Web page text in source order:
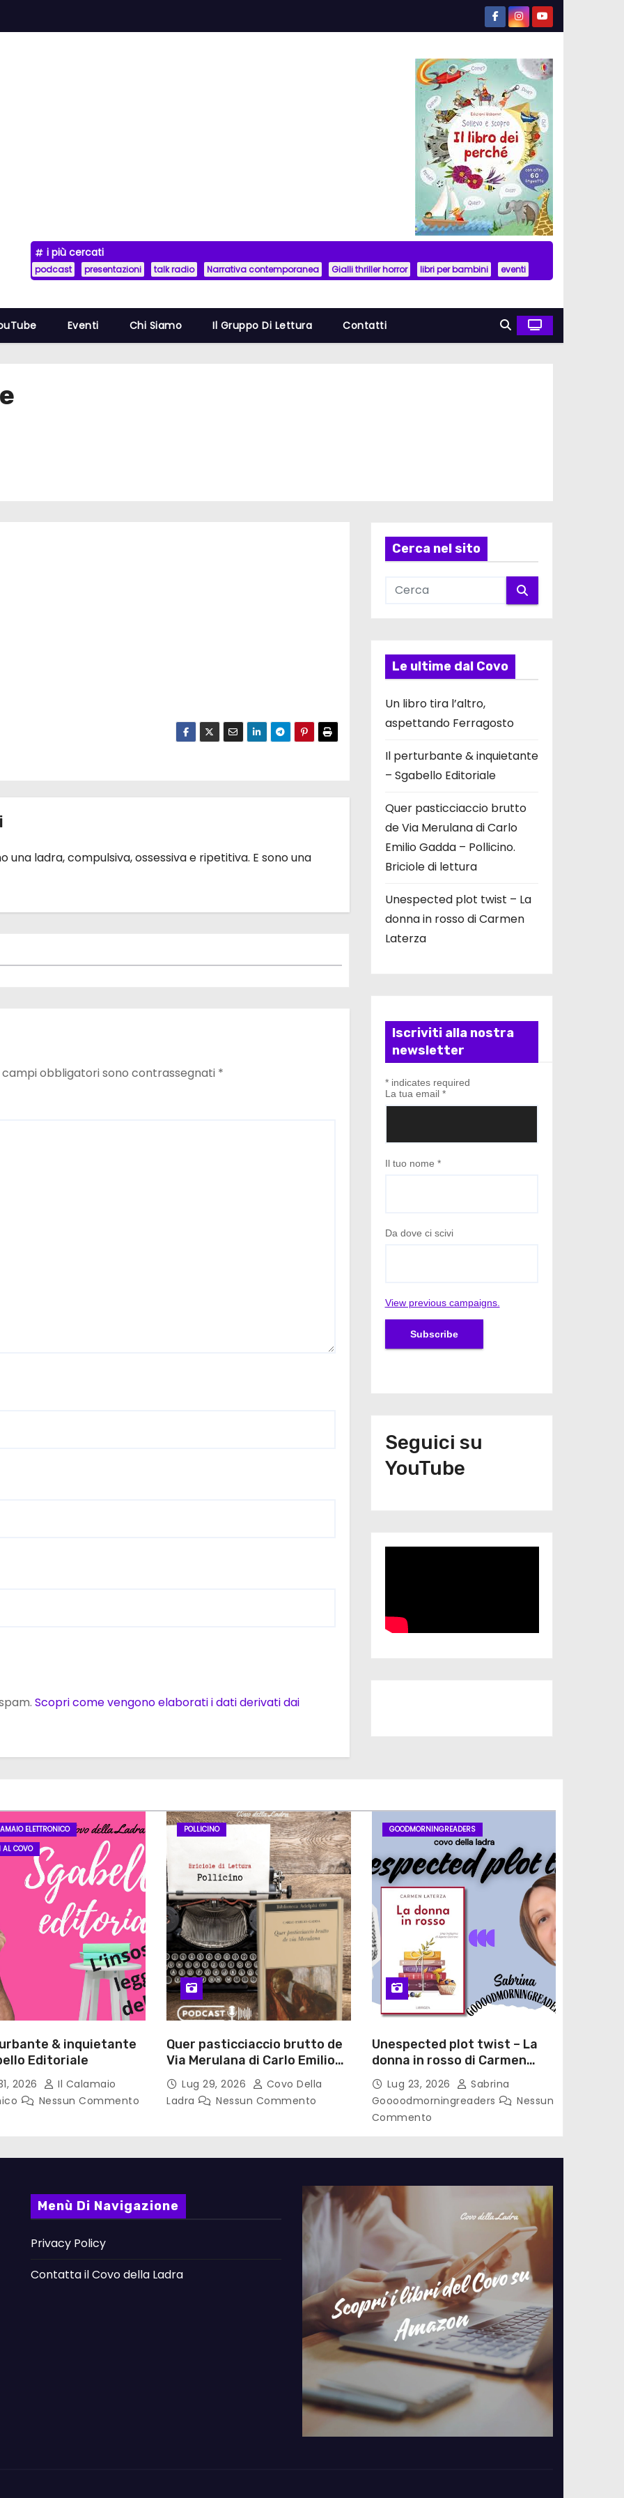
i più cercati
podcast presentazioni talk radio Narrativa contemporanea Gialli thriller horror libri per bambini eventi
Eventi Chi Siamo Il Gruppo Di Lettura Contatti
una ladra, compulsiva, ossessiva e ripetitiva. E sono una
campi obbligatori sono contrassegnati *
Scopri come vengono elaborati i dati derivati dai
Cerca nel sito
Le ultime dal Covo
Un libro tira l’altro,
aspettando Ferragosto
Il perturbante & inquietante
– Sgabello Editoriale
Quer pasticciaccio brutto
de Via Merulana di Carlo
Emilio Gadda – Pollicino.
Briciole di lettura
Unespected plot twist – La
donna in rosso di Carmen
Laterza
Iscriviti alla nostra
newsletter
*indicates required
La tua email *
Il tuo nome *
Da dove ci scivi
View previous campaigns.
Seguici su
YouTube
ELETTRONICO
AL COVO
& inquietante
Editoriale
2026
Il Calamaio
Nessun Commento
POLLICINO
Quer pasticciaccio brutto de
Via Merulana di Carlo Emilio
Gadda – Pollicino. Briciole di
lettura
Lug 29, 2026
Covo Della
Ladra
Nessun Commento
GOODMORNINGREADERS
Unespected plot twist – La
donna in rosso di Carmen
Laterza
Lug 23, 2026
Sabrina
Goooodmorningreaders
Nessun
Commento
Menù Di Navigazione
Privacy Policy
Contatta il Covo della Ladra